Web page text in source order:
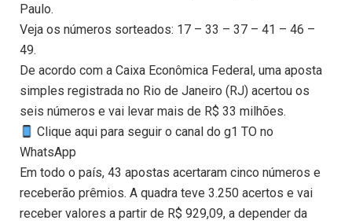
Paulo.
Veja os números sorteados: 17 – 33 – 37 – 41 – 46 –
49.
De acordo com a Caixa Econômica Federal, uma aposta
simples registrada no Rio de Janeiro (RJ) acertou os
seis números e vai levar mais de R$ 33 milhões.
Clique aqui para seguir o canal do g1 TO no
WhatsApp
Em todo o país, 43 apostas acertaram cinco números e
receberão prêmios. A quadra teve 3.250 acertos e vai
receber valores a partir de R$ 929,09, a depender da